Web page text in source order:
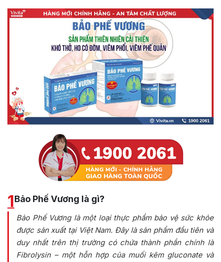
1Bảo Phế Vương là gì?
Bảo Phế Vương là một loại thực phẩm bảo vệ sức khỏe
được sản xuất tại Việt Nam. Đây là sản phẩm đầu tiên và
duy nhất trên thị trường có chứa thành phần chính là
Fibrolysin – một hỗn hợp của muối kẽm gluconate và